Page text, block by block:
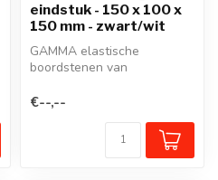
eindstuk - 150 x 100 x
150 mm - zwart/wit
GAMMA elastische
boordstenen van
veelzijdige, flexibele...
€--,--